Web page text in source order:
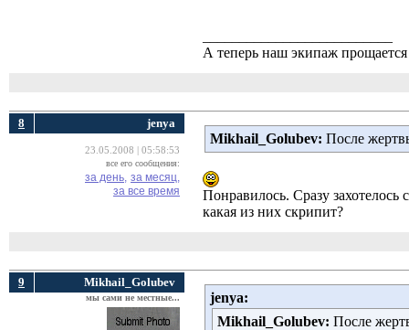
А теперь наш экипаж
8 jenya
23.05.2008 | 05:58:53
все его сообщения:
за день, за месяц,
за все время
Mikhail_Golubev: После
Понравилось. Сразу
какая из них скрипит?
9 Mikhail_Golubev
мы сами не местные...
jenya:
Mikhail_Golubev: После